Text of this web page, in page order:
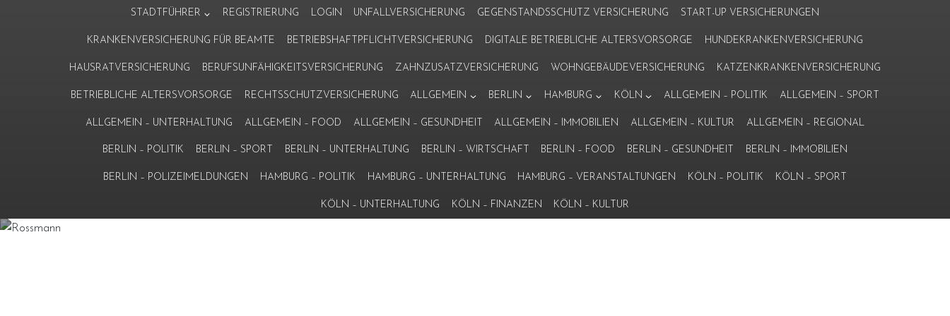
STADTFÜHRER REGISTRIERUNG LOGIN UNFALLVERSICHERUNG GEGENSTANDSSCHUTZ VERSICHERUNG START-UP VERSICHERUNGEN
KRANKENVERSICHERUNG FÜR BEAMTE BETRIEBSHAFTPFLICHTVERSICHERUNG DIGITALE BETRIEBLICHE ALTERSVORSORGE HUNDEKRANKENVERSICHERUNG
HAUSRATVERSICHERUNG BERUFSUNFÄHIGKEITSVERSICHERUNG ZAHNZUSATZVERSICHERUNG WOHNGEBÄUDEVERSICHERUNG KATZENKRANKENVERSICHERUNG
BETRIEBLICHE ALTERSVORSORGE RECHTSSCHUTZVERSICHERUNG ALLGEMEIN BERLIN HAMBURG KÖLN ALLGEMEIN – POLITIK ALLGEMEIN – SPORT
ALLGEMEIN – UNTERHALTUNG ALLGEMEIN – FOOD ALLGEMEIN – GESUNDHEIT ALLGEMEIN – IMMOBILIEN ALLGEMEIN – KULTUR ALLGEMEIN – REGIONAL
BERLIN – POLITIK BERLIN – SPORT BERLIN – UNTERHALTUNG BERLIN – WIRTSCHAFT BERLIN – FOOD BERLIN – GESUNDHEIT BERLIN – IMMOBILIEN
BERLIN – POLIZEIMELDUNGEN HAMBURG – POLITIK HAMBURG – UNTERHALTUNG HAMBURG – VERANSTALTUNGEN KÖLN – POLITIK KÖLN – SPORT
KÖLN – UNTERHALTUNG KÖLN – FINANZEN KÖLN – KULTUR